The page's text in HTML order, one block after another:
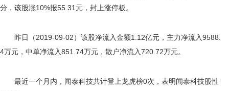
分，该股涨10%报55.31元，封上涨停板。
昨日（2019-09-02）该股净流入金额1.12亿元，主力净流入9588.
4万元，中单净流入851.74万元，散户净流入720.72万元。
最近一个月内，闻泰科技共计登上龙虎榜0次，表明闻泰科技股性